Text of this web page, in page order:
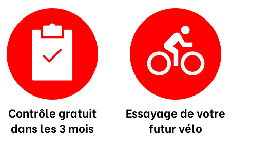
Contrôle gratuit
dans les 3 mois
Essayage de votre
futur vélo